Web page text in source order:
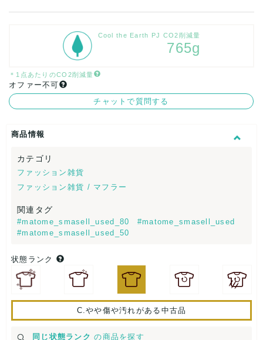
Cool the Earth PJ CO2削減量
765g
＊1点あたりのCO2削減量
オファー不可
チャットで質問する
商品情報
カテゴリ
ファッション雑貨
ファッション雑貨 / マフラー
関連タグ
#matome_smasell_used_80
#matome_smasell_used
#matome_smasell_used_50
状態ランク
C.やや傷や汚れがある中古品
同じ状態ランク の商品を探す